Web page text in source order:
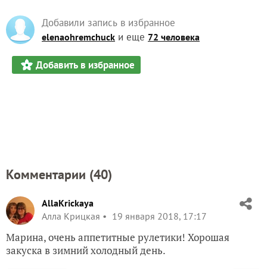
Добавили запись в избранное
elenaohremchuck и еще 72 человека
Добавить в избранное
Комментарии (40)
AllaKrickaya
Алла Крицкая
19 января 2018, 17:17
Марина, очень аппетитные рулетики! Хорошая
закуска в зимний холодный день.